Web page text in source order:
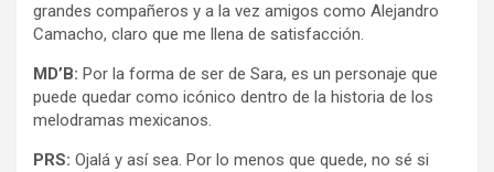
grandes compañeros y a la vez amigos como Alejandro
Camacho, claro que me llena de satisfacción.
MD’B: Por la forma de ser de Sara, es un personaje que
puede quedar como icónico dentro de la historia de los
melodramas mexicanos.
PRS: Ojalá y así sea. Por lo menos que quede, no sé si